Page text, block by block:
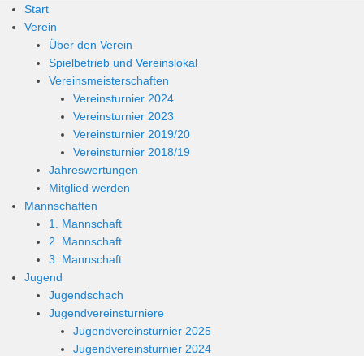
a
r
t
i
Start
Verein
Über den Verein
Spielbetrieb und Vereinslokal
Vereinsmeisterschaften
Vereinsturnier 2024
Vereinsturnier 2023
Vereinsturnier 2019/20
Vereinsturnier 2018/19
Jahreswertungen
Mitglied werden
Mannschaften
1. Mannschaft
2. Mannschaft
3. Mannschaft
Jugend
Jugendschach
Jugendvereinsturniere
Jugendvereinsturnier 2025
Jugendvereinsturnier 2024